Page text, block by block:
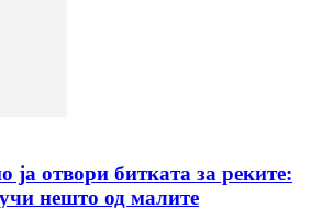
отвори битката за реките:
нешто од малите